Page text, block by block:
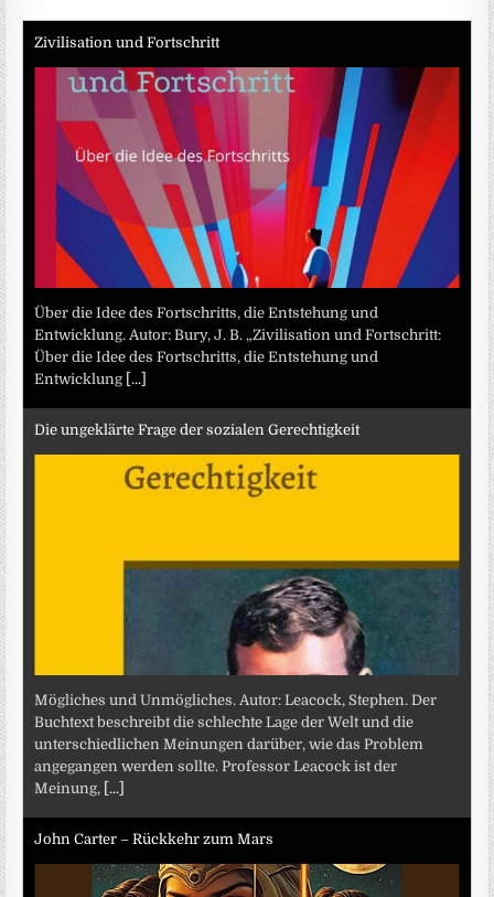
Zivilisation und Fortschritt
Über die Idee des Fortschritts, die Entstehung und
Entwicklung. Autor: Bury, J. B. „Zivilisation und Fortschritt:
Über die Idee des Fortschritts, die Entstehung und
Entwicklung [...]
Die ungeklärte Frage der sozialen Gerechtigkeit
Mögliches und Unmögliches. Autor: Leacock, Stephen. Der
Buchtext beschreibt die schlechte Lage der Welt und die
unterschiedlichen Meinungen darüber, wie das Problem
angegangen werden sollte. Professor Leacock ist der
Meinung,
[...]
John Carter – Rückkehr zum Mars